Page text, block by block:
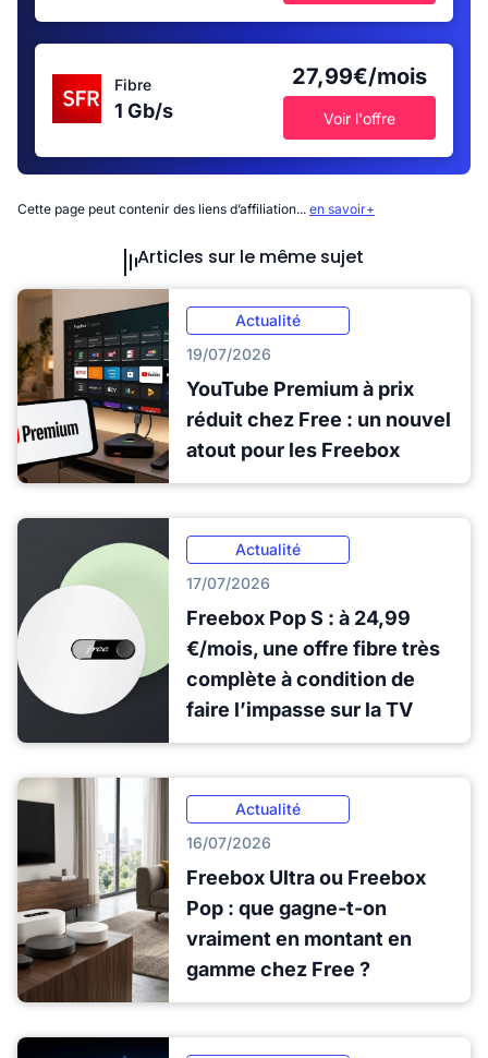
Fibre
1 Gb/s
27,99€/mois
Voir l'offre
Cette page peut contenir des liens d’affiliation... en savoir+
Articles sur le même sujet
Actualité
19/07/2026
YouTube Premium à prix
réduit chez Free : un nouvel
atout pour les Freebox
Actualité
17/07/2026
Freebox Pop S : à 24,99
€/mois, une offre fibre très
complète à condition de
faire l’impasse sur la TV
Actualité
16/07/2026
Freebox Ultra ou Freebox
Pop : que gagne-t-on
vraiment en montant en
gamme chez Free ?